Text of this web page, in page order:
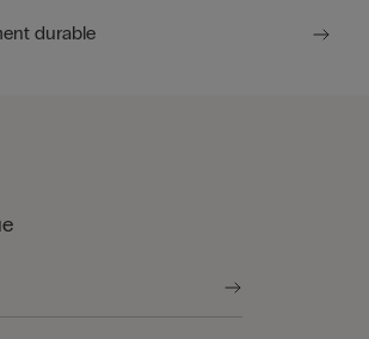
durable